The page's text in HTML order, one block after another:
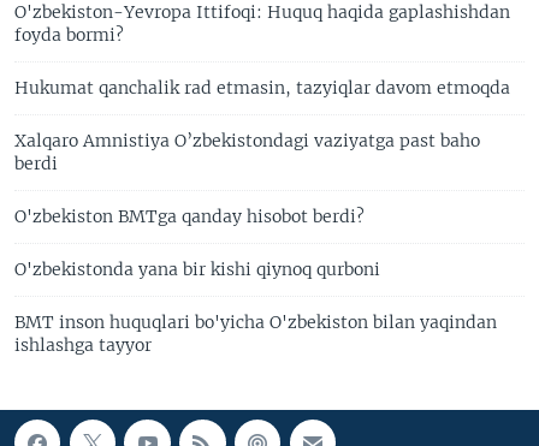
O'zbekiston-Yevropa Ittifoqi: Huquq haqida gaplashishdan
foyda bormi?
Hukumat qanchalik rad etmasin, tazyiqlar davom etmoqda
Xalqaro Amnistiya O’zbekistondagi vaziyatga past baho
berdi
O'zbekiston BMTga qanday hisobot berdi?
O'zbekistonda yana bir kishi qiynoq qurboni
BMT inson huquqlari bo'yicha O'zbekiston bilan yaqindan
ishlashga tayyor